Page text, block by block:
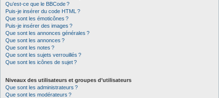
Qu’est-ce que le BBCode ?
Puis-je insérer du code HTML ?
Que sont les émoticônes ?
Puis-je insérer des images ?
Que sont les annonces générales ?
Que sont les annonces ?
Que sont les notes ?
Que sont les sujets verrouillés ?
Que sont les icônes de sujet ?
Niveaux des utilisateurs et groupes d’utilisateurs
Que sont les administrateurs ?
Que sont les modérateurs ?